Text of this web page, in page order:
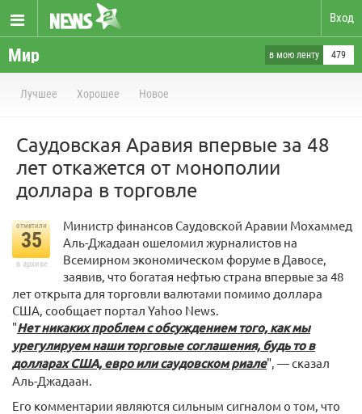
Вход
Мир в мою ленту 479
Лучшее Хорошее Новое
Саудовская Аравия впервые за 48
лет откажется от монополии
доллара в торговле
отметили
35
в архиве
Министр финансов Саудовской Аравии Мохаммед
Аль-Джадаан ошеломил журналистов на
Всемирном экономическом форуме в Давосе,
заявив, что богатая нефтью страна впервые за 48
лет открыта для торговли валютами помимо доллара
США, сообщает портал Yahoo News.
"Нет никаких проблем с обсуждением того, как мы
урегулируем наши торговые соглашения, будь то в
долларах США, евро или саудовском риале", — сказал
Аль-Джадаан.
Его комментарии являются сильным сигналом о том, что